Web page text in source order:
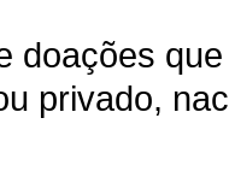
doações
privado,